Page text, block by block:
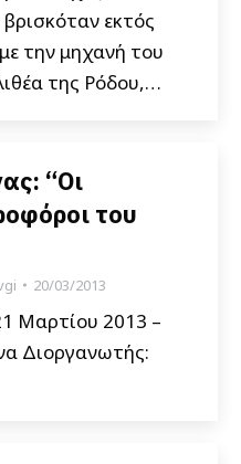
εκτός
την μηχανή του
της Ρόδου,…
“Οι
του
20/03/2013
Μαρτίου 2013 –
Διοργανωτής: